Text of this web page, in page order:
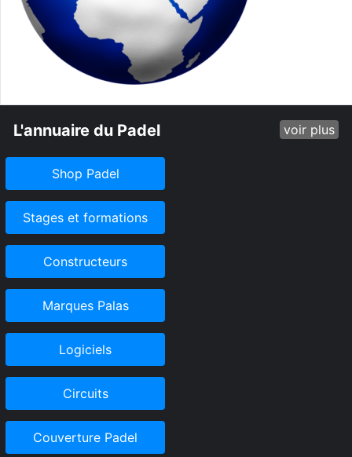
L'annuaire du Padel voir plus
Shop Padel
Stages et formations
Constructeurs
Marques Palas
Logiciels
Circuits
Couverture Padel